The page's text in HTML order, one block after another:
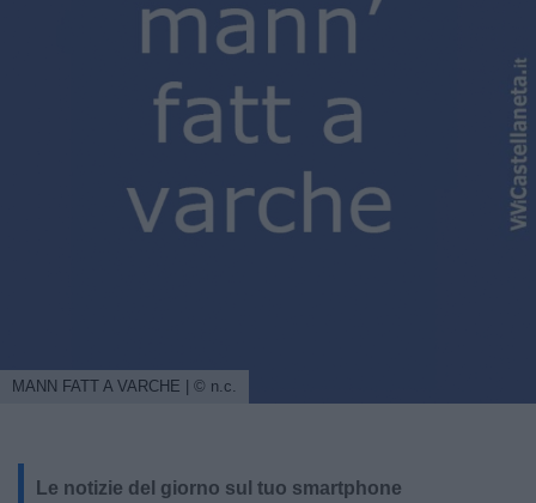
MANN FATT A VARCHE | © n.c.
Le notizie del giorno sul tuo smartphone